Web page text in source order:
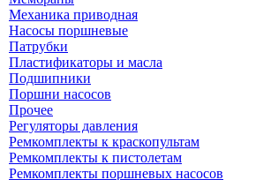
Механика приводная
Насосы поршневые
Патрубки
Пластификаторы и масла
Подшипники
Поршни насосов
Прочее
Регуляторы давления
Ремкомплекты к краскопультам
Ремкомплекты к пистолетам
Ремкомплекты поршневых насосов